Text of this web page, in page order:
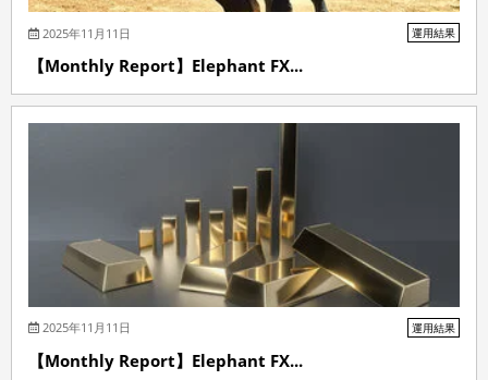
2025年11月11日 運用結果
【Monthly Report】Elephant FX...
2025年11月11日 運用結果
【Monthly Report】Elephant FX...